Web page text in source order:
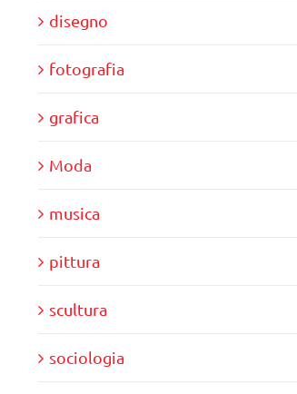
disegno
fotografia
grafica
Moda
musica
pittura
scultura
sociologia